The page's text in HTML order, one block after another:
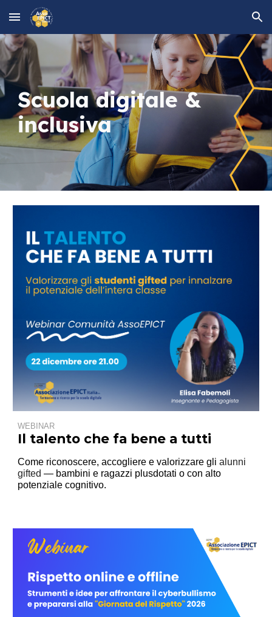
Skip to main content Skip to navigation
Scuola digitale &
inclusiva
WEBINAR
Il talento che fa bene a tutti
Come riconoscere, accogliere e valorizzare glialunni
gifted — bambini e ragazzi plusdotati o con alto
potenziale cognitivo.